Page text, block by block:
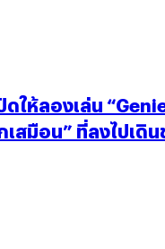
ดให้ลองเล่น
เสมือน” ที่ลงไปเดิ